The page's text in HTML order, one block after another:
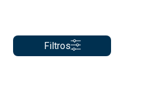
Filtros